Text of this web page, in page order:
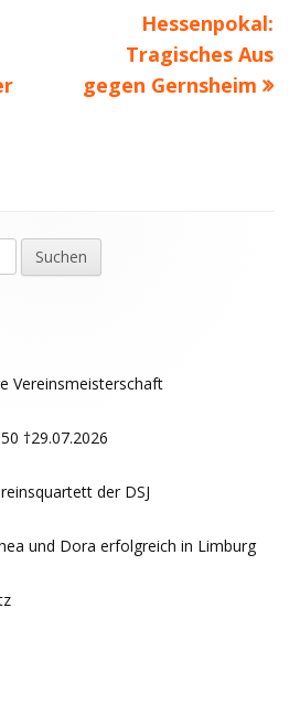
Nächster
Beitrag
Hessenpokal:
Tragisches Aus
gegen Gernsheim
Vereinsmeisterschaft
†29.07.2026
der DSJ
und Dora erfolgreich in Limburg